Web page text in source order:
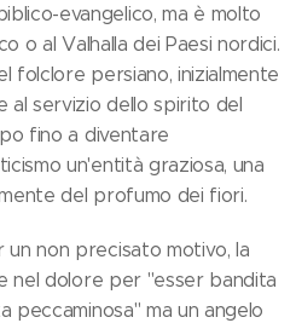
evangelico, ma è molto
o al Valhalla dei Paesi nordici.
folclore persiano, inizialmente
al servizio dello spirito del
fino a diventare
un'entità graziosa, una
del profumo dei fiori.
un non precisato motivo, la
nel dolore per "esser bandita
peccaminosa" ma un angelo